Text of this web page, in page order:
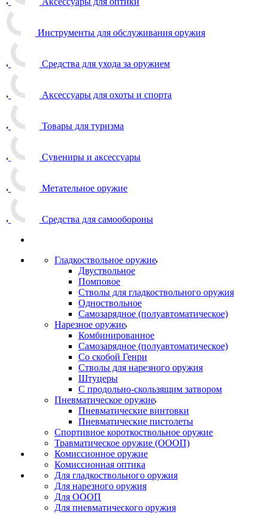
Инструменты для обслуживания оружия
Средства для ухода за оружием
Аксессуары для охоты и спорта
Товары для туризма
Сувениры и аксессуары
Метательное оружие
Средства для самообороны
Гладкоствольное оружие
Двуствольное
Помповое
Стволы для гладкоствольного оружия
Одноствольное
Самозарядное (полуавтоматическое)
Нарезное оружие
Комбинированное
Самозарядное (полуавтоматическое)
Со скобой Генри
Стволы для нарезного оружия
Штуцеры
С продольно-скользящим затвором
Пневматическое оружие
Пневматические винтовки
Пневматические пистолеты
Спортивное короткоствольное оружие
Травматическое оружие (ОООП)
Комиссионное оружие
Комиссионная оптика
Для гладкоствольного оружия
Для нарезного оружия
Для ОООП
Для пневматического оружия